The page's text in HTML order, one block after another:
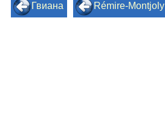
Гвиана Rémire-Montjoly